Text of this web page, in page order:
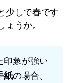
少しで春です
うか。
印象が強い
紙の場合、